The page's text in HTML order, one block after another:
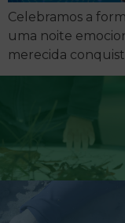
Celebramos a
uma noite
merecida